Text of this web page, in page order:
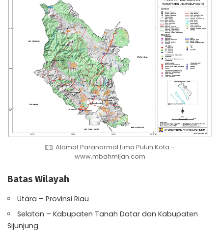
Alamat Paranormal Lima Puluh Kota –
www.mbahmijan.com
Batas Wilayah
Utara – Provinsi Riau
Selatan – Kabupaten Tanah Datar dan Kabupaten
Sijunjung